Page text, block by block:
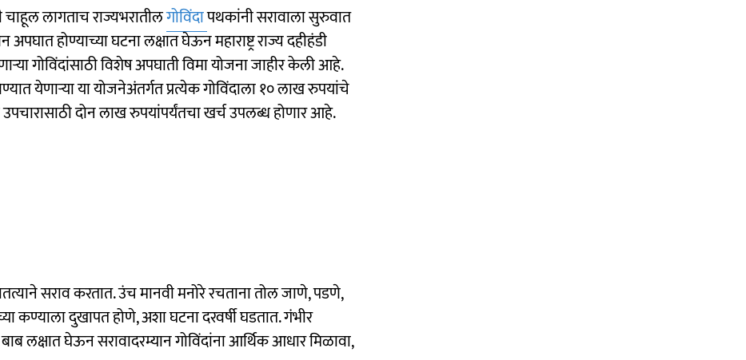
चाहूल लागताच राज्यभरातीलगोविंदापथकांनी सरावाला सुरुवात
होण्याच्या घटना लक्षात घेऊन महाराष्ट्र राज्य दहीहंडी
गोविंदांसाठी विशेष अपघाती विमा योजना जाहीर केली आहे.
येणाऱ्या या योजनेअंतर्गत प्रत्येक गोविंदाला १० लाख रुपयांचे
दोन लाख रुपयांपर्यंतचा खर्च उपलब्ध होणार आहे.
सराव करतात. उंच मानवी मनोरे रचताना तोल जाणे, पडणे,
कण्याला दुखापत होणे, अशा घटना दरवर्षी घडतात. गंभीर
लक्षात घेऊन सरावादरम्यान गोविंदांना आर्थिक आधार मिळावा,